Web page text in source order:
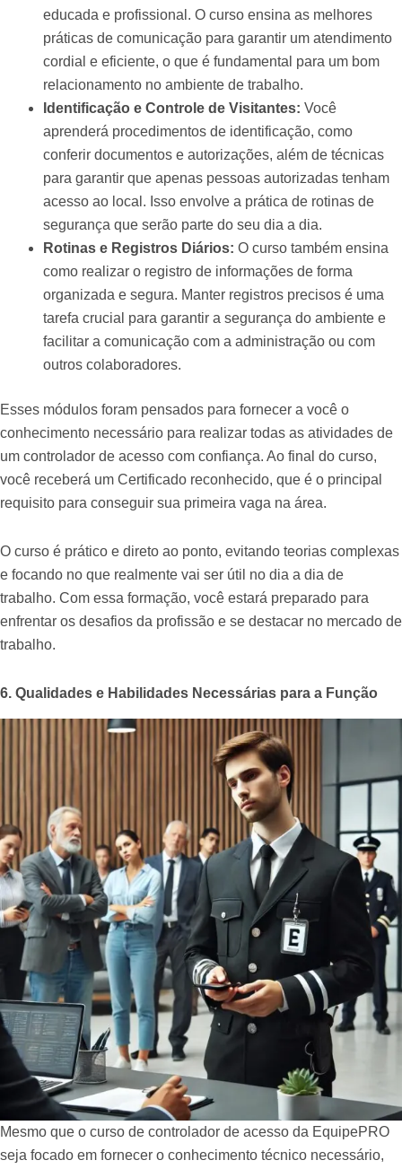
educada e profissional. O curso ensina as melhores
práticas de comunicação para garantir um atendimento
cordial e eficiente, o que é fundamental para um bom
relacionamento no ambiente de trabalho.
Identificação e Controle de Visitantes: Você
aprenderá procedimentos de identificação, como
conferir documentos e autorizações, além de técnicas
para garantir que apenas pessoas autorizadas tenham
acesso ao local. Isso envolve a prática de rotinas de
segurança que serão parte do seu dia a dia.
Rotinas e Registros Diários: O curso também ensina
como realizar o registro de informações de forma
organizada e segura. Manter registros precisos é uma
tarefa crucial para garantir a segurança do ambiente e
facilitar a comunicação com a administração ou com
outros colaboradores.
Esses módulos foram pensados para fornecer a você o
conhecimento necessário para realizar todas as atividades de
um controlador de acesso com confiança. Ao final do curso,
você receberá um Certificado reconhecido, que é o principal
requisito para conseguir sua primeira vaga na área.
O curso é prático e direto ao ponto, evitando teorias complexas
e focando no que realmente vai ser útil no dia a dia de
trabalho. Com essa formação, você estará preparado para
enfrentar os desafios da profissão e se destacar no mercado de
trabalho.
6. Qualidades e Habilidades Necessárias para a Função
Mesmo que o curso de controlador de acesso da EquipePRO
seja focado em fornecer o conhecimento técnico necessário,